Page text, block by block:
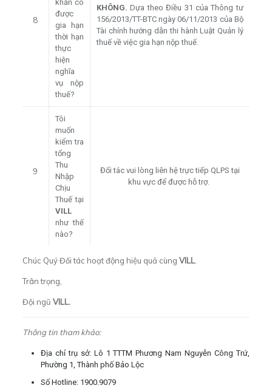
8
khăn có
được
gia hạn
thời hạn
thực
hiện
nghĩa
vụ nộp
thuế?
KHÔNG. Dựa theo Điều 31 của Thông tư
156/2013/TT-BTC ngày 06/11/2013 của Bộ
Tài chính hướng dẫn thi hành Luật Quản lý
thuế về việc gia hạn nộp thuế.
9
Tôi
muốn
kiểm tra
tổng
Thu
Nhập
Chịu
Thuế tại
VILL
như thế
nào?
Đối tác vui lòng liên hệ trực tiếp QLPS tại
khu vực để được hỗ trợ.
Chúc Quý Đối tác hoạt động hiệu quả cùng VILL.
Trân trọng,
Đội ngũ VILL.
Thông tin tham khảo:
Địa chỉ trụ sở: Lô 1 TTTM Phương Nam Nguyễn Công Trứ,
Phường 1, Thành phố Bảo Lộc
Số Hotline: 1900.9079